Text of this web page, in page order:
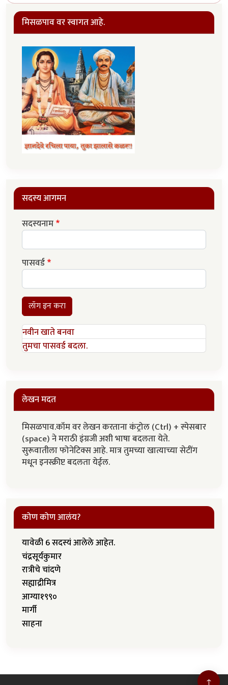
मिसळपाव वर स्वागत आहे.
सदस्य आगमन
सदस्यनाम
पासवर्ड
लॉग इन करा
नवीन खाते बनवा
तुमचा पासवर्ड बदला.
लेखन मदत
मिसळपाव.कॉम वर लेखन करताना कंट्रोल (Ctrl) + स्पेसबार
(space) ने मराठी इंग्रजी अशी भाषा बदलता येते.
सुरूवातीला फोनेटिक्स आहे. मात्र तुमच्या खात्याच्या सेटींग
मधून इनस्क्रीप्ट बदलता येईल.
कोण कोण आलंय?
यावेळी 6 सदस्यं आलेले आहेत.
चंद्रसूर्यकुमार
रात्रीचे चांदणे
सह्याद्रीमित्र
आग्या१९९०
मार्गी
साहना
↑